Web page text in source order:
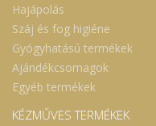
Hajápolás
Száj és fog higiéne
Gyógyhatású termékek
Ajándékcsomagok
Egyéb termékek
KÉZMŰVES TERMÉKEK